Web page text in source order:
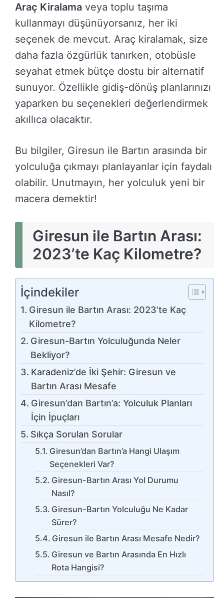
Araç Kiralama veya toplu taşıma
kullanmayı düşünüyorsanız, her iki
seçenek de mevcut. Araç kiralamak, size
daha fazla özgürlük tanırken, otobüsle
seyahat etmek bütçe dostu bir alternatif
sunuyor. Özellikle gidiş-dönüş planlarınızı
yaparken bu seçenekleri değerlendirmek
akıllıca olacaktır.
Bu bilgiler, Giresun ile Bartın arasında bir
yolculuğa çıkmayı planlayanlar için faydalı
olabilir. Unutmayın, her yolculuk yeni bir
macera demektir!
Giresun ile Bartın Arası:
2023’te Kaç Kilometre?
İçindekiler
Giresun ile Bartın Arası: 2023’te Kaç
Kilometre?
Giresun-Bartın Yolculuğunda Neler
Bekliyor?
Karadeniz’de İki Şehir: Giresun ve
Bartın Arası Mesafe
Giresun’dan Bartın’a: Yolculuk Planları
İçin İpuçları
Sıkça Sorulan Sorular
Giresun’dan Bartın’a Hangi Ulaşım
Seçenekleri Var?
Giresun-Bartın Arası Yol Durumu
Nasıl?
Giresun-Bartın Yolculuğu Ne Kadar
Sürer?
Giresun ile Bartın Arası Mesafe Nedir?
Giresun ve Bartın Arasında En Hızlı
Rota Hangisi?